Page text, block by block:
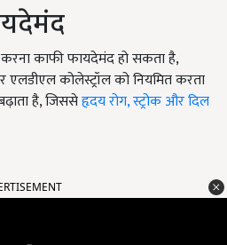
काफी फायदेमंद हो सकता है,
कोलेस्ट्रॉल को नियमित करता
है, जिससेहृदय रोग, स्ट्रोक और दिल